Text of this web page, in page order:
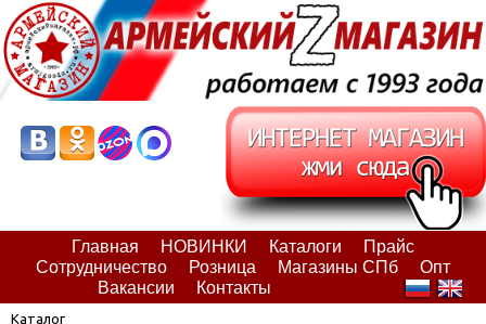
Главная НОВИНКИ Каталоги
Прайс
Сотрудничество
Розница Магазины СПб
Опт
Вакансии
Контакты
Каталог